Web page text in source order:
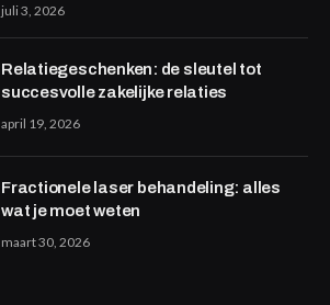
juli 3, 2026
Relatiegeschenken: de sleutel tot
succesvolle zakelijke relaties
april 19, 2026
Fractionele laser behandeling: alles
wat je moet weten
maart 30, 2026